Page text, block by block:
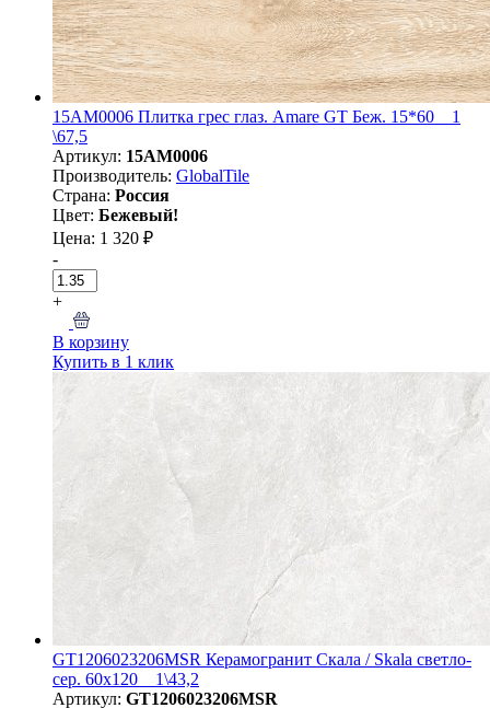
15AM0006 Плитка грес глаз. Amare GT Беж. 15*60 _ 1
\67,5
Артикул: 15AM0006
Производитель: GlobalTile
Страна: Россия
Цвет: Бежевый!
Цена: 1 320 ₽
-
+
В корзину
Купить в 1 клик
GT1206023206MSR Керамогранит Скала / Skala светло-
сер. 60x120 _ 1\43,2
Артикул: GT1206023206MSR